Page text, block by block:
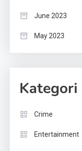
June 2023
May 2023
Kategori
Crime
Entertainment